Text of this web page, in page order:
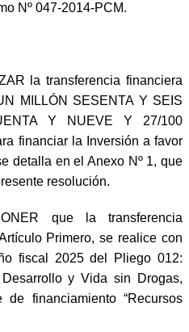
Nº 047-2014-PCM.
la transferencia financiera
MILLÓN SESENTA Y SEIS
Y NUEVE Y 27/100
financiar la Inversión a favor
detalla en el Anexo Nº 1, que
resolución.
que
la transferencia
Primero, se realice con
fiscal 2025 del Pliego 012:
y Vida sin Drogas,
financiamiento “Recursos